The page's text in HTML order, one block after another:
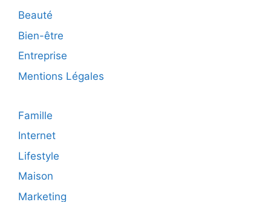
Beauté
Bien-être
Entreprise
Mentions Légales
Famille
Internet
Lifestyle
Maison
Marketing